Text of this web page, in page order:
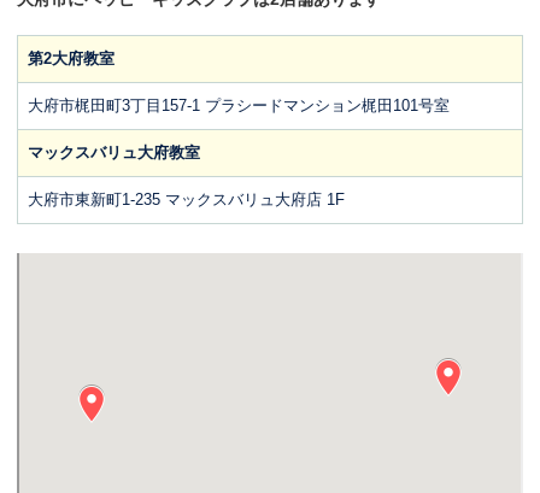
第2大府教室
大府市梶田町3丁目157-1 プラシードマンション梶田101号室
マックスバリュ大府教室
大府市東新町1-235 マックスバリュ大府店 1F